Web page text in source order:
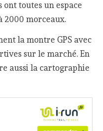
ont toutes un espace
2000 morceaux.
la montre GPS avec
sur le marché. En
aussi la cartographie